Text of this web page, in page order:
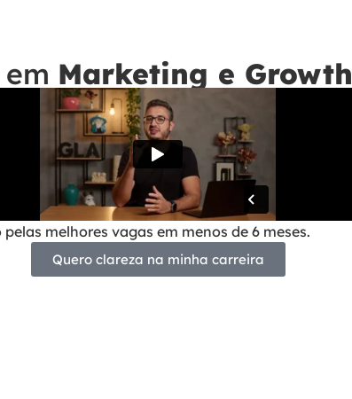
Marketing e Growth
melhores vagas em menos de 6 meses.
Quero clareza na minha carreira